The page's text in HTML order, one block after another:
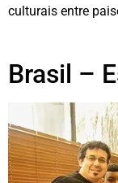
culturais entre
Brasil –